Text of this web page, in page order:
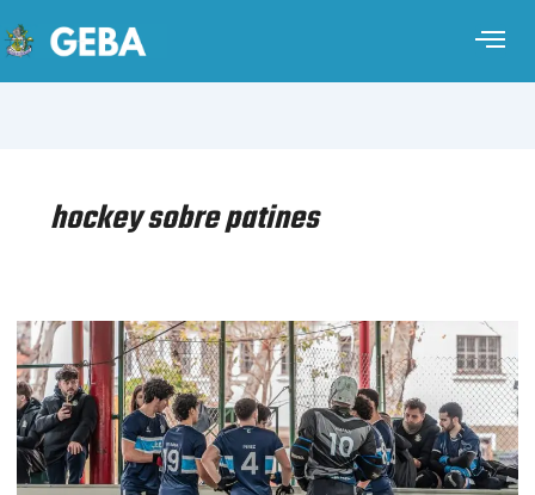
hockey sobre patines
HOCKEY
SOBRE
PATINES
MASCULINO
–
CAMPEONATO
ARGENTINO